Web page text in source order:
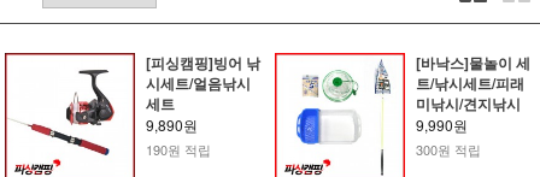
[피싱캠핑]빙어 낚
시세트/얼음낚시
세트
9,890원
190원 적립
[바낙스]물놀이 세
트/낚시세트/피래
미낚시/견지낚시
9,990원
300원 적립